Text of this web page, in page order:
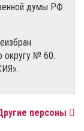
думы РФ
округу № 60.
персоны